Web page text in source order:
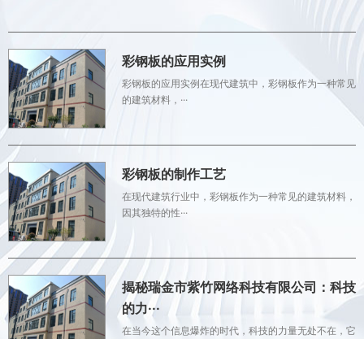
彩钢板的应用实例
彩钢板的应用实例在现代建筑中，彩钢板作为一种常见
的建筑材料，···
彩钢板的制作工艺
在现代建筑行业中，彩钢板作为一种常见的建筑材料，
因其独特的性···
揭秘瑞金市紫竹网络科技有限公司：科技
的力···
在当今这个信息爆炸的时代，科技的力量无处不在，它